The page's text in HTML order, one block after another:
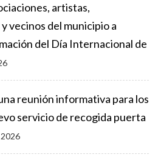
artistas,
vecinos del municipio a
del Día Internacional de
reunión informativa para los
servicio de recogida puerta